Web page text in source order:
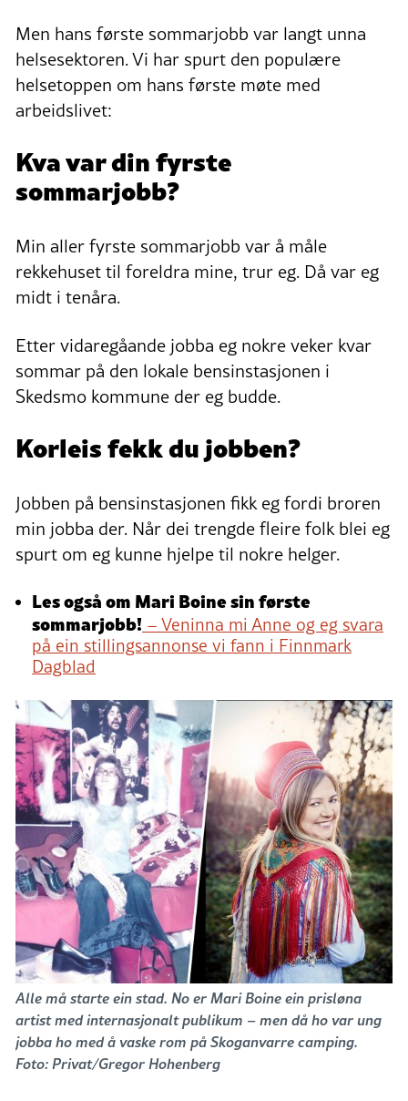
Men hans første sommarjobb var langt unna
helsesektoren. Vi har spurt den populære
helsetoppen om hans første møte med
arbeidslivet:
Kva var din fyrste
sommarjobb?
Min aller fyrste sommarjobb var å måle
rekkehuset til foreldra mine, trur eg. Då var eg
midt i tenåra.
Etter vidaregåande jobba eg nokre veker kvar
sommar på den lokale bensinstasjonen i
Skedsmo kommune der eg budde.
Korleis fekk du jobben?
Jobben på bensinstasjonen fikk eg fordi broren
min jobba der. Når dei trengde fleire folk blei eg
spurt om eg kunne hjelpe til nokre helger.
Les også om Mari Boine sin første
sommarjobb! – Veninna mi Anne og eg svara
på ein stillingsannonse vi fann i Finnmark
Dagblad
Alle må starte ein stad. No er Mari Boine ein prisløna
artist med internasjonalt publikum – men då ho var ung
jobba ho med å vaske rom på Skoganvarre camping.
Foto: Privat/Gregor Hohenberg